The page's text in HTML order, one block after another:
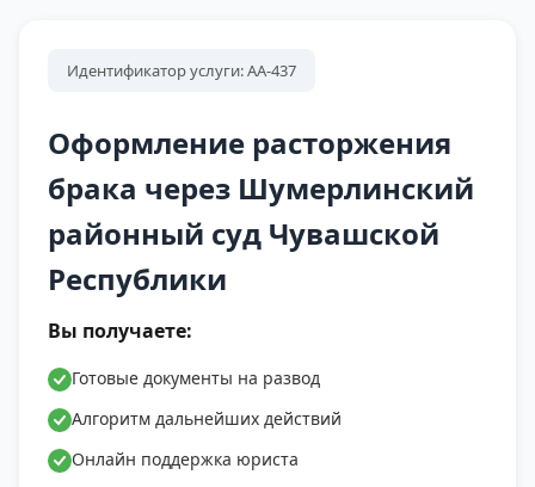
Идентификатор услуги: АА-437
Оформление расторжения
брака через Шумерлинский
районный суд Чувашской
Республики
Вы получаете:
Готовые документы на развод
Алгоритм дальнейших действий
Онлайн поддержка юриста